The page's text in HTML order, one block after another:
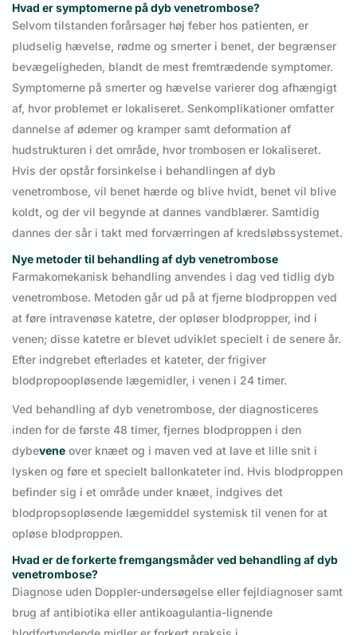
Hvad er symptomerne på dyb venetrombose?
Selvom tilstanden forårsager høj feber hos patienten, er
pludselig hævelse, rødme og smerter i benet, der begrænser
bevægeligheden, blandt de mest fremtrædende symptomer.
Symptomerne på smerter og hævelse varierer dog afhængigt
af, hvor problemet er lokaliseret. Senkomplikationer omfatter
dannelse af ødemer og kramper samt deformation af
hudstrukturen i det område, hvor trombosen er lokaliseret.
Hvis der opstår forsinkelse i behandlingen af dyb
venetrombose, vil benet hærde og blive hvidt, benet vil blive
koldt, og der vil begynde at dannes vandblærer. Samtidig
dannes der sår i takt med forværringen af kredsløbssystemet.
Nye metoder til behandling af dyb venetrombose
Farmakomekanisk behandling anvendes i dag ved tidlig dyb
venetrombose. Metoden går ud på at fjerne blodproppen ved
at føre intravenøse katetre, der opløser blodpropper, ind i
venen; disse katetre er blevet udviklet specielt i de senere år.
Efter indgrebet efterlades et kateter, der frigiver
blodpropoopløsende lægemidler, i venen i 24 timer.
Ved behandling af dyb venetrombose, der diagnosticeres
inden for de første 48 timer, fjernes blodproppen i den
dybevene over knæet og i maven ved at lave et lille snit i
lysken og føre et specielt ballonkateter ind. Hvis blodproppen
befinder sig i et område under knæet, indgives det
blodpropsopløsende lægemiddel systemisk til venen for at
opløse blodproppen.
Hvad er de forkerte fremgangsmåder ved behandling af dyb
venetrombose?
Diagnose uden Doppler-undersøgelse eller fejldiagnoser samt
brug af antibiotika eller antikoagulantia-lignende